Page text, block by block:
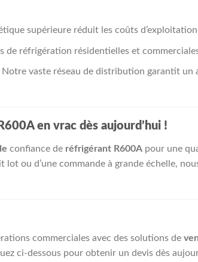
supérieure réduit les coûts
de réfrigération résidentielles et
Notre vaste réseau de distribution garantit un
en vrac dès aujourd’hui !
confiance de réfrigérant R600Apour une
lot ou d’une commande à grande échelle,
commerciales avec des solutions de
ci-dessous pour obtenir un devis dès